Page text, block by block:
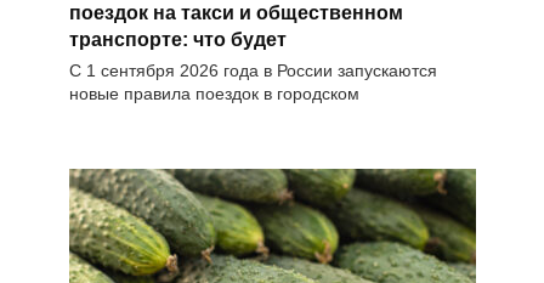
поездок на такси и общественном
транспорте: что будет
С 1 сентября 2026 года в России запускаются
новые правила поездок в городском